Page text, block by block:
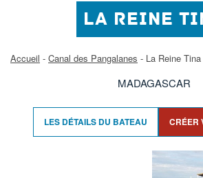
LA REINE
Accueil - Canal des Pangalanes - La Reine Tina
MADAGASCAR
LES DÉTAILS DU BATEAU CRÉER